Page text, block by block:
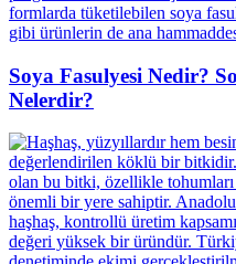
Soya Fasulyesi Nedir?
Nelerdir?